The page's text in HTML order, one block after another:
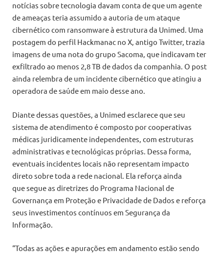
notícias sobre tecnologia davam conta de que um agente
de ameaças teria assumido a autoria de um ataque
cibernético com ransomware à estrutura da Unimed. Uma
postagem do perfil Hackmanac no X, antigo Twitter, trazia
imagens de uma nota do grupo Sacoma, que indicavam ter
exfiltrado ao menos 2,8 TB de dados da companhia. O post
ainda relembra de um incidente cibernético que atingiu a
operadora de saúde em maio desse ano.
Diante dessas questões, a Unimed esclarece que seu
sistema de atendimento é composto por cooperativas
médicas juridicamente independentes, com estruturas
administrativas e tecnológicas próprias. Dessa forma,
eventuais incidentes locais não representam impacto
direto sobre toda a rede nacional. Ela reforça ainda
que segue as diretrizes do Programa Nacional de
Governança em Proteção e Privacidade de Dados e reforça
seus investimentos contínuos em Segurança da
Informação.
“Todas as ações e apurações em andamento estão sendo